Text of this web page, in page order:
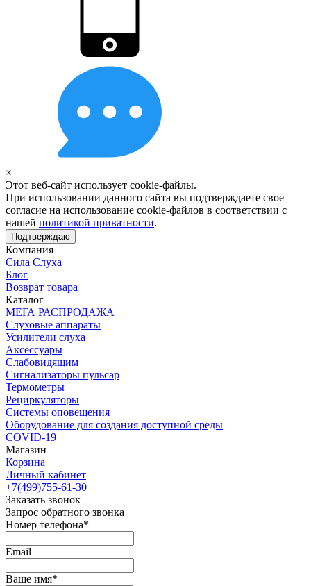
×
Этот веб-сайт использует cookie-файлы.
При использовании данного сайта вы подтверждаете свое
согласие на использование cookie-файлов в соответствии с
нашей политикой приватности.
Подтверждаю
Компания
Сила Слуха
Блог
Возврат товара
Каталог
МЕГА РАСПРОДАЖА
Слуховые аппараты
Усилители слуха
Аксессуары
Слабовидящим
Сигнализаторы пульсар
Термометры
Рециркуляторы
Cистемы оповещения
Оборудование для создания доступной среды
COVID-19
Магазин
Корзина
Личный кабинет
+7(499)755-61-30
Заказать звонок
Запрос обратного звонка
Номер телефона*
Email
Ваше имя*